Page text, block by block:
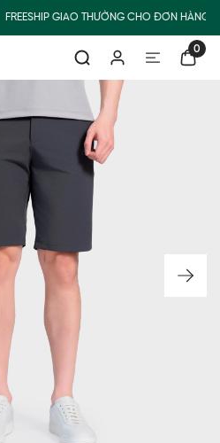
FREESHIP GIAO THƯỜNG CHO ĐƠN HÀNG
0